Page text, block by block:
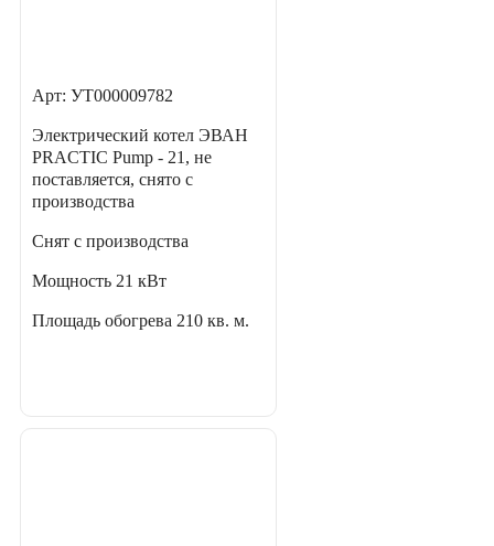
Арт: УТ000009782
Электрический котел ЭВАН
PRACTIC Pump - 21, не
поставляется, снято с
производства
Снят с производства
Мощность 21 кВт
Площадь обогрева 210 кв. м.